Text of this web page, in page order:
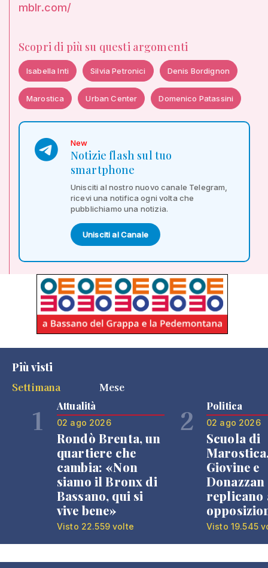
mblr.com/
Scopri di più su questi argomenti
Isabella Inti Silvia Petronici Denis Bordignon
Marostica Urban Center Domenico Patassini
New
Notizie flash sul tuo
smartphone
Unisciti al nostro nuovo canale Telegram,
ricevi una notifica ogni volta che
pubblichiamo una notizia.
Unisciti al Canale
Più visti
Settimana
Mese
1 Attualità
02 ago 2026
Rondò Brenta, un
quartiere che
cambia: «Non
siamo il Bronx di
Bassano, qui si
vive bene»
Visto 22.559 volte
2 Politica
02 ago 2026
Scuola di
Giovine e
Donazzan
replicano
Visto 19.545